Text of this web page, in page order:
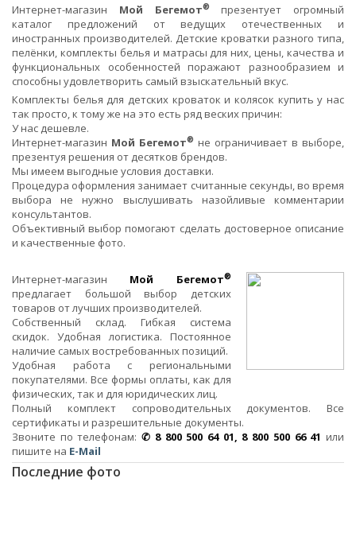
Интернет-магазин Мой Бегемот®
презентует огромный
каталог предложений от ведущих отечественных и
иностранных производителей. Детские кроватки разного типа,
пелёнки, комплекты белья и матрасы для них, цены, качества и
функциональных особенностей поражают разнообразием и
способны удовлетворить самый взыскательный вкус.
Комплекты белья для детских кроваток и колясок купить у нас
так просто, к тому же на это есть ряд веских причин:
У нас дешевле.
Интернет-магазин Мой Бегемот® не ограничивает в выборе,
презентуя решения от десятков брендов.
Мы имеем выгодные условия доставки.
Процедура оформления занимает считанные секунды, во время
выбора не нужно выслушивать назойливые комментарии
консультантов.
Объективный выбор помогают сделать достоверное описание
и качественные фото.
Интернет-магазин Мой Бегемот®
предлагает большой выбор детских
товаров от лучших производителей.
Собственный склад. Гибкая система
скидок. Удобная логистика. Постоянное
наличие самых востребованных позиций.
Удобная работа с региональными
покупателями. Все формы оплаты, как для
физических, так и для юридических лиц.
Полный комплект сопроводительных документов. Все
сертификаты и разрешительные документы.
Звоните по телефонам:✆ 8 800 500 64 01, 8 800 500 66 41 или
пишите на E-Mail
Последние фото